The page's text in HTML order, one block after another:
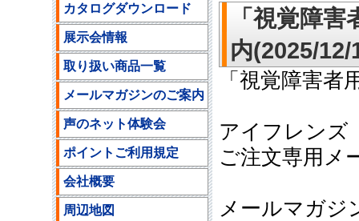
「視覚障
内(2025/12/
「視覚障害
アイフレン
ご注文専用メ
メールマガジ
カタログダウンロード
展示会情報
取り扱い商品一覧
メールマガジンのご案内
声のネット体験会
ポイントご利用規定
会社概要
周辺地図